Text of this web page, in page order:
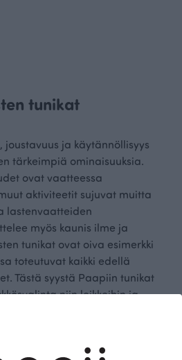
tunikat
ja käytännöllisyys
tärkeimpiä ominaisuuksia.
ovat vaatteessa
aktiviteetit sujuvat muitta
lastenvaatteiden
myös kaunis ilme ja
tunikat ovat oiva esimerkki
toteutuvat kaikki edellä
Tästä syystä Paapiin tunikat
niin leikkeihin ja